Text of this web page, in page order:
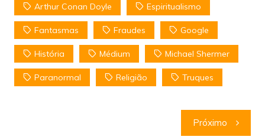
Arthur Conan Doyle Espiritualismo
Fantasmas Fraudes Google
História Médium Michael Shermer
Paranormal Religião Truques
Próximo